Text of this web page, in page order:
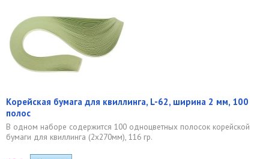
Корейская бумага для квиллинга, L-62, ширина 2 мм, 100
полос
В одном наборе содержится 100 одноцветных полосок корейской
бумаги для квиллинга (2х270мм), 116 гр.